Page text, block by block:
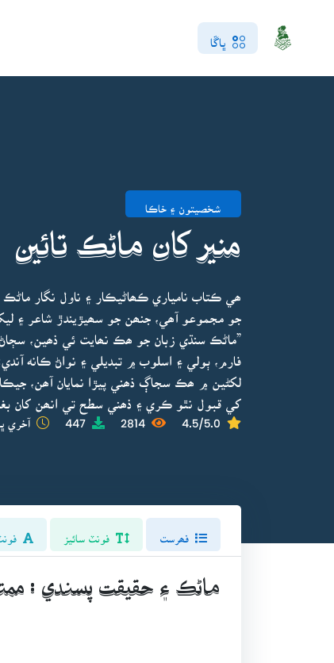
ڀاڱا
شخصيتون ۽ خاڪا
منير کان ماڻڪ تائين
ھي ڪتاب نامياري ڪھاڻيڪار ۽ ناول نگار
جو مجموعو آھي، جنھن جو سھيڙيندڙ شاعر
”ماڻڪ سنڌي زبان جو ھڪ نھايت ئي ذھين،
فارم، ٻولي ۽ اسلوب ۾ تبديلي ۽ نواڻ ڪانه
لکڻين ۾ ھڪ سجاڳ ذھني پيڙا نمايان آھن،
کي قبول نٿو ڪري ۽ ذھني سطح تي انھن کان
4.5/5.0
2814
447 آخري
فونٽ سائيز
ماڻڪ ۽ حقيقت پسندي :